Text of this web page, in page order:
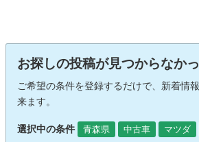
お探しの投稿が見つからなか
ご希望の条件を登録するだけで、新着情
来ます。
選択中の条件 青森県 中古車 マツダ